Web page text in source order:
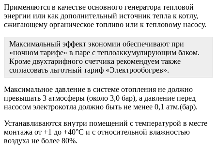
Применяются в качестве основного генератора тепловой
энергии или как дополнительный источник тепла к котлу,
сжигающему органическое топливо или к тепловому насосу.
Максимальный эффект экономии обеспечивают при
«ночном тарифе» в паре с теплоаккумулирующим баком.
Кроме двухтарифного счетчика рекомендуем также
согласовать льготный тариф «Электрообогрев».
Максимальное давление в системе отопления не должно
превышать 3 атмосферы (около 3,0 бар), а давление перед
насосом электрокотла должно быть не менее 0,1 атм.(бар).
Устанавливаются внутри помещений с температурой в месте
монтажа от +1 до +40°С и с относительной влажностью
воздуха не более 80%.